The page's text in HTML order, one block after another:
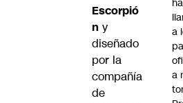
Escorpió
n y
diseñado
por la
compañía
de
a
a